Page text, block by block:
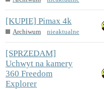
[KUPIE] Pimax 4k
Archiwum nieaktualne
[SPRZEDAM]
Uchwyt na kamery
360 Freedom
Explorer